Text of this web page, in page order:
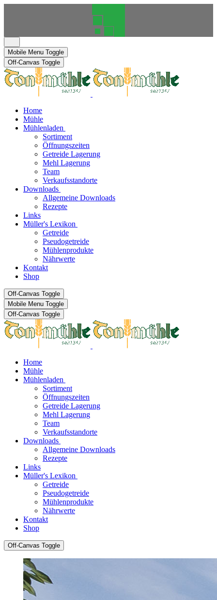
Mobile Menu Toggle
Off-Canvas Toggle
Home
Mühle
Mühlenladen
Sortiment
Öffnungszeiten
Getreide Lagerung
Mehl Lagerung
Team
Verkaufsstandorte
Downloads
Allgemeine Downloads
Rezepte
Links
Müller's Lexikon
Getreide
Pseudogetreide
Mühlenprodukte
Nährwerte
Kontakt
Shop
Off-Canvas Toggle
Mobile Menu Toggle
Off-Canvas Toggle
Home
Mühle
Mühlenladen
Sortiment
Öffnungszeiten
Getreide Lagerung
Mehl Lagerung
Team
Verkaufsstandorte
Downloads
Allgemeine Downloads
Rezepte
Links
Müller's Lexikon
Getreide
Pseudogetreide
Mühlenprodukte
Nährwerte
Kontakt
Shop
Off-Canvas Toggle